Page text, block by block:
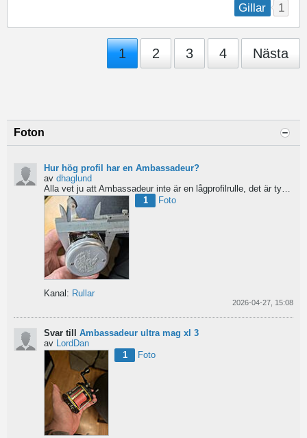
Gillar 1
1 2 3 4 Nästa
Foton
Hur hög profil har en Ambassadeur?
av dhaglund
Alla vet ju att Ambassadeur inte är en lågprofilrulle, det är tydligt. Men hur hög profil har de egentligen?...
1
Foto
Kanal: Rullar
2026-04-27, 15:08
Svar till Ambassadeur ultra mag xl 3
av LordDan
1
Foto